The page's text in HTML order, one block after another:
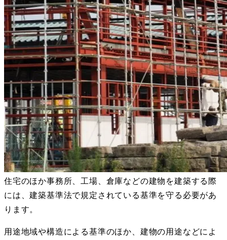
住宅のほか事務所、工場、倉庫などの建物を建築する際
には、建築基準法で規定されている基準を守る必要があ
ります。
用途地域や構造による基準のほか、建物の用途などによ